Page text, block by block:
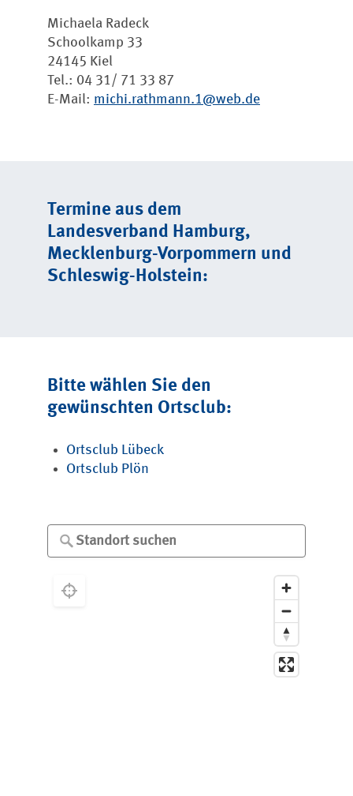
Michaela Radeck
Schoolkamp 33
24145 Kiel
Tel.: 04 31/ 71 33 87
E-Mail: michi.rathmann.1@web.de
Termine aus dem
Landesverband Hamburg,
Mecklenburg-Vorpommern und
Schleswig-Holstein:
Bitte wählen Sie den
gewünschten Ortsclub:
Ortsclub Lübeck
Ortsclub Plön